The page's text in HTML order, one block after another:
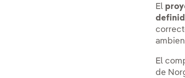
El
El
de